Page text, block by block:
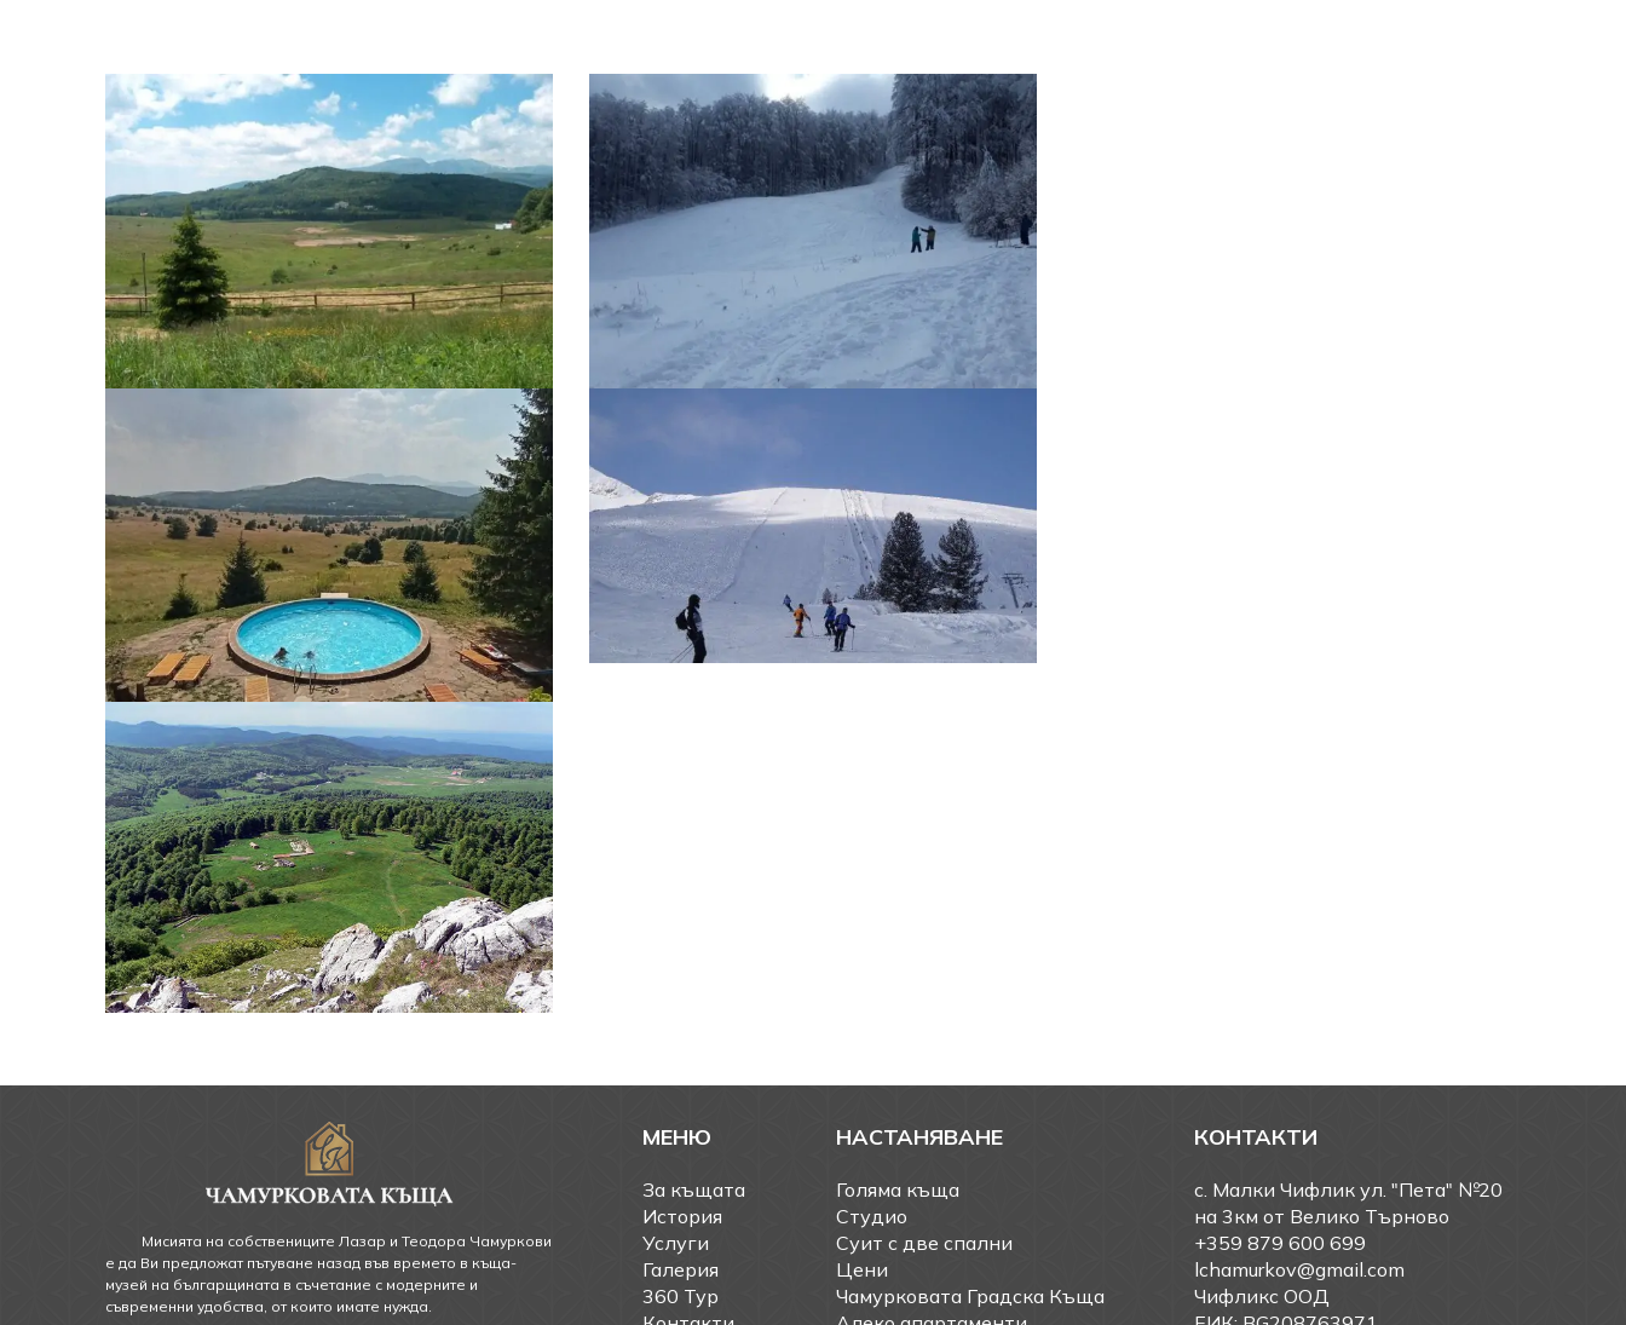
Мисията на собствениците Лазар и Теодора Чамуркови
е да Ви предложат пътуване назад във времето в къща-
музей на българщината в съчетание с модерните и
съвременни удобства, от които имате нужда.
МЕНЮ
За къщата
История
Услуги
Галерия
360 Тур
НАСТАНЯВАНЕ
Голяма къща
Студио
Суит с две спални
Цени
Чамурковата Градска Къща
КОНТАКТИ
с. Малки Чифлик ул. "Пета" №20
на 3км от Велико Търново
+359 879 600 699
lchamurkov@gmail.com
Чифликс ООД